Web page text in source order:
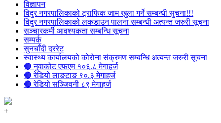
विज्ञापन
विदुर नगरपालिकाको ट्राफिक जाम खुला गर्ने सम्बन्धी सुचना!!!
विदुर नगरपालिकाको लकडाउन पालना सम्बन्धी अत्यन्त जरुरी सूचना
सञ्चारकर्मी आवश्यकता सम्बन्धि सूचना
सम्पर्क
सुनचाँदी दररेट
स्वास्थ्य कार्यालयको कोरोना संक्रमण सम्बन्धि अत्यन्त जरुरी सूचना
🔴 नुवाकोट एफएम १०६.८ मेगाहर्ज
🔴 रेडियो लाङटाङ ९०.३ मेगाहर्ज
🔴 रेडियो सञ्जिवनी ८९ मेगाहर्ज
+